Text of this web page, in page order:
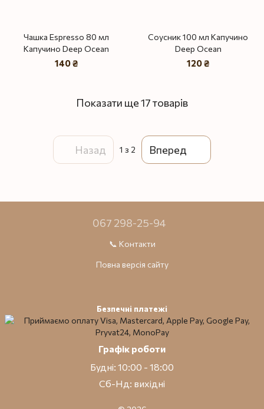
Чашка Espresso 80 мл
Капучино Deep Ocean
140 ₴
Соусник 100 мл Капучино
Deep Ocean
120 ₴
Показати ще 17 товарів
Назад 1 з 2 Вперед
067 298-25-94
📞 Контакти
Повна версія сайту
Безпечні платежі
Графік роботи
Будні: 10:00 - 18:00
Сб-Нд: вихідні